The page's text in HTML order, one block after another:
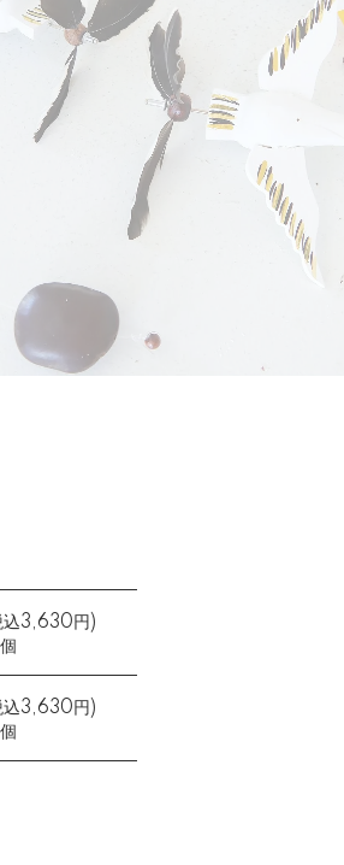
3,630円)
個
3,630円)
個